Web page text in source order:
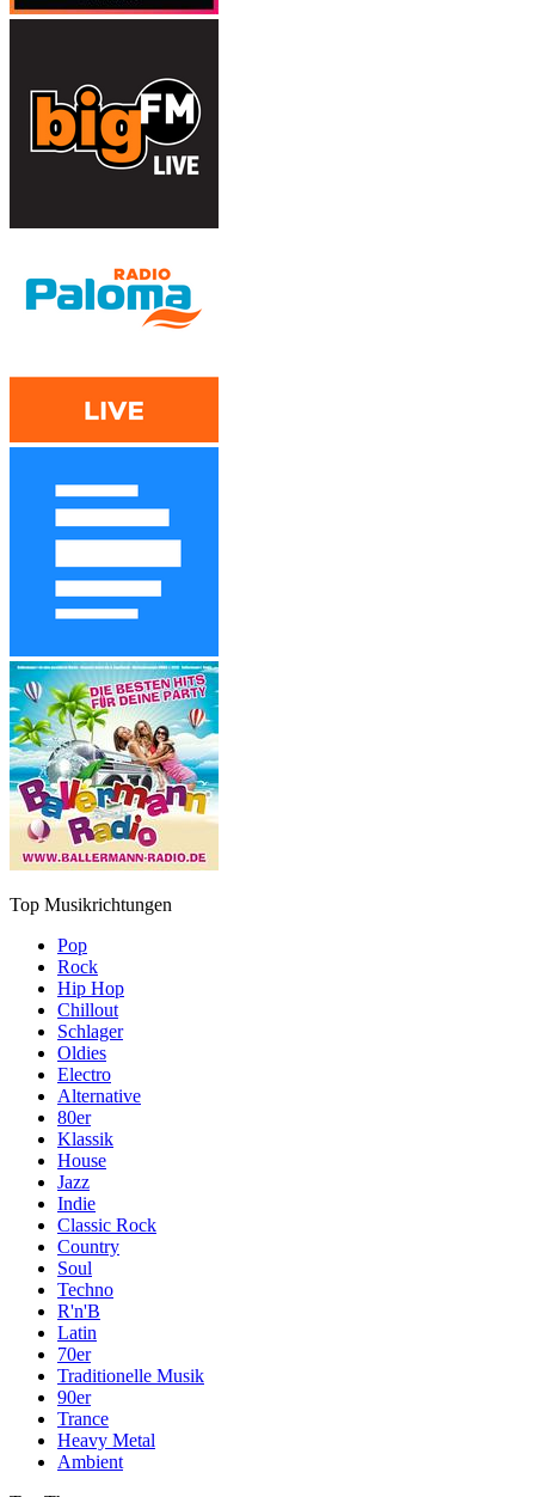
Top Musikrichtungen
Pop
Rock
Hip Hop
Chillout
Schlager
Oldies
Electro
Alternative
80er
Klassik
House
Jazz
Indie
Classic Rock
Country
Soul
Techno
R'n'B
Latin
70er
Traditionelle Musik
90er
Trance
Heavy Metal
Ambient